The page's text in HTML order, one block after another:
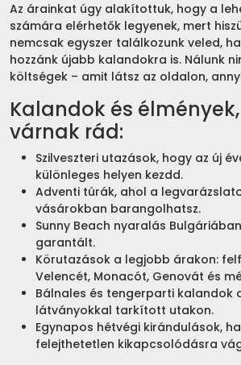
Az árainkat úgy alakítottuk, hogy a
számára elérhetők legyenek, mert
nemcsak egyszer találkozunk veled,
hozzánk újabb kalandokra is. Nálunk
költségek – amit látsz az oldalon,
Kalandok és
várnak rád:
Szilveszteri utazások, hogy az új
különleges helyen kezdd.
Adventi túrák, ahol a
vásárokban barangolhatsz.
Sunny Beach nyaralás
garantált.
Körutazások a legjobb árakon:
Velencét, Monacót, Genovát és
Bálnales és tengerparti kalandok
látványokkal tarkított utakon.
Egynapos hétvégi kirándulások,
felejthetetlen kikapcsolódásra